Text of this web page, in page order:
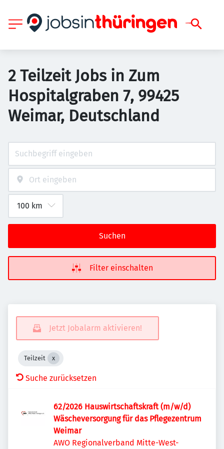
2 Teilzeit Jobs in Zum
Hospitalgraben 7, 99425
Weimar, Deutschland
Suchen
Filter einschalten
Jetzt Jobalarm aktivieren!
Teilzeit
Suche zurücksetzen
62/2026 Hauswirtschaftskraft (m/w/d)
Wäscheversorgung für das Pflegezentrum
Weimar
AWO Regionalverband Mitte-West-